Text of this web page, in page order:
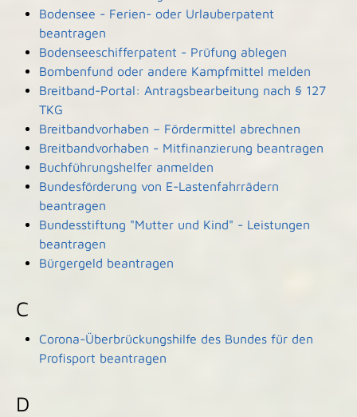
Bodensee - Ferien- oder Urlauberpatent
beantragen
Bodenseeschifferpatent - Prüfung ablegen
Bombenfund oder andere Kampfmittel melden
Breitband-Portal: Antragsbearbeitung nach § 127
TKG
Breitbandvorhaben – Fördermittel abrechnen
Breitbandvorhaben - Mitfinanzierung beantragen
Buchführungshelfer anmelden
Bundesförderung von E-Lastenfahrrädern
beantragen
Bundesstiftung "Mutter und Kind" - Leistungen
beantragen
Bürgergeld beantragen
C
Corona-Überbrückungshilfe des Bundes für den
Profisport beantragen
D